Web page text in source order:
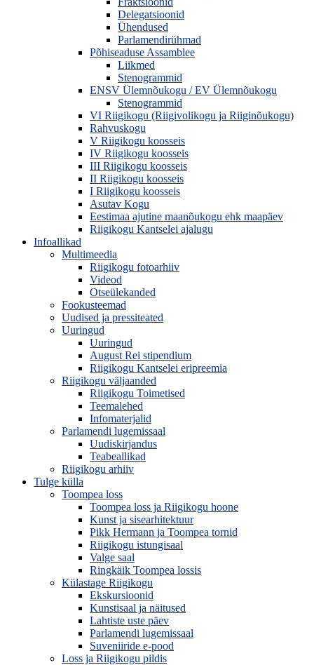
Delegatsioonid
Ühendused
Parlamendirühmad
Põhiseaduse Assamblee
Liikmed
Stenogrammid
ENSV Ülemnõukogu / EV Ülemnõukogu
Stenogrammid
VI Riigikogu (Riigivolikogu ja Riiginõukogu)
Rahvuskogu
V Riigikogu koosseis
IV Riigikogu koosseis
III Riigikogu koosseis
II Riigikogu koosseis
I Riigikogu koosseis
Asutav Kogu
Eestimaa ajutine maanõukogu ehk maapäev
Riigikogu Kantselei ajalugu
Infoallikad
Multimeedia
Riigikogu fotoarhiiv
Videod
Otseülekanded
Fookusteemad
Uudised ja pressiteated
Uuringud
Uuringud
August Rei stipendium
Riigikogu Kantselei eripreemia
Riigikogu väljaanded
Riigikogu Toimetised
Teemalehed
Infomaterjalid
Parlamendi lugemissaal
Uudiskirjandus
Teabeallikad
Riigikogu arhiiv
Tulge külla
Toompea loss
Toompea loss ja Riigikogu hoone
Kunst ja sisearhitektuur
Pikk Hermann ja Toompea tornid
Riigikogu istungisaal
Valge saal
Ringkäik Toompea lossis
Külastage Riigikogu
Ekskursioonid
Kunstisaal ja näitused
Lahtiste uste päev
Parlamendi lugemissaal
Suveniiride e-pood
Loss ja Riigikogu pildis